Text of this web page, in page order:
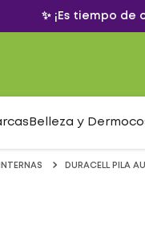
✨ ¡Es tiempo
Belleza y
DURACELL PILA